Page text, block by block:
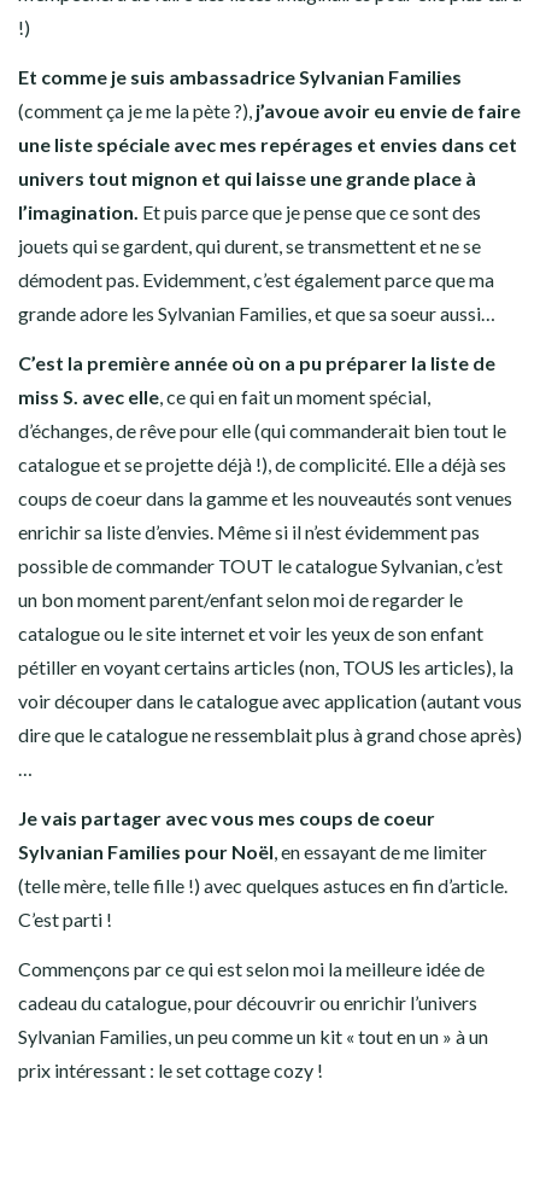
!)
Et comme je suis ambassadrice Sylvanian Families
(comment ça je me la pète ?), j’avoue avoir eu envie de faire
une liste spéciale avec mes repérages et envies dans cet
univers tout mignon et qui laisse une grande place à
l’imagination. Et puis parce que je pense que ce sont des
jouets qui se gardent, qui durent, se transmettent et ne se
démodent pas. Evidemment, c’est également parce que ma
grande adore les Sylvanian Families, et que sa soeur aussi…
C’est la première année où on a pu préparer la liste de
miss S. avec elle, ce qui en fait un moment spécial,
d’échanges, de rêve pour elle (qui commanderait bien tout le
catalogue et se projette déjà !), de complicité. Elle a déjà ses
coups de coeur dans la gamme et les nouveautés sont venues
enrichir sa liste d’envies. Même si il n’est évidemment pas
possible de commander TOUT le catalogue Sylvanian, c’est
un bon moment parent/enfant selon moi de regarder le
catalogue ou le site internet et voir les yeux de son enfant
pétiller en voyant certains articles (non, TOUS les articles), la
voir découper dans le catalogue avec application (autant vous
dire que le catalogue ne ressemblait plus à grand chose après)
…
Je vais partager avec vous mes coups de coeur
Sylvanian Families pour Noël, en essayant de me limiter
(telle mère, telle fille !) avec quelques astuces en fin d’article.
C’est parti !
Commençons par ce qui est selon moi la meilleure idée de
cadeau du catalogue, pour découvrir ou enrichir l’univers
Sylvanian Families, un peu comme un kit « tout en un » à un
prix intéressant : le set cottage cozy !